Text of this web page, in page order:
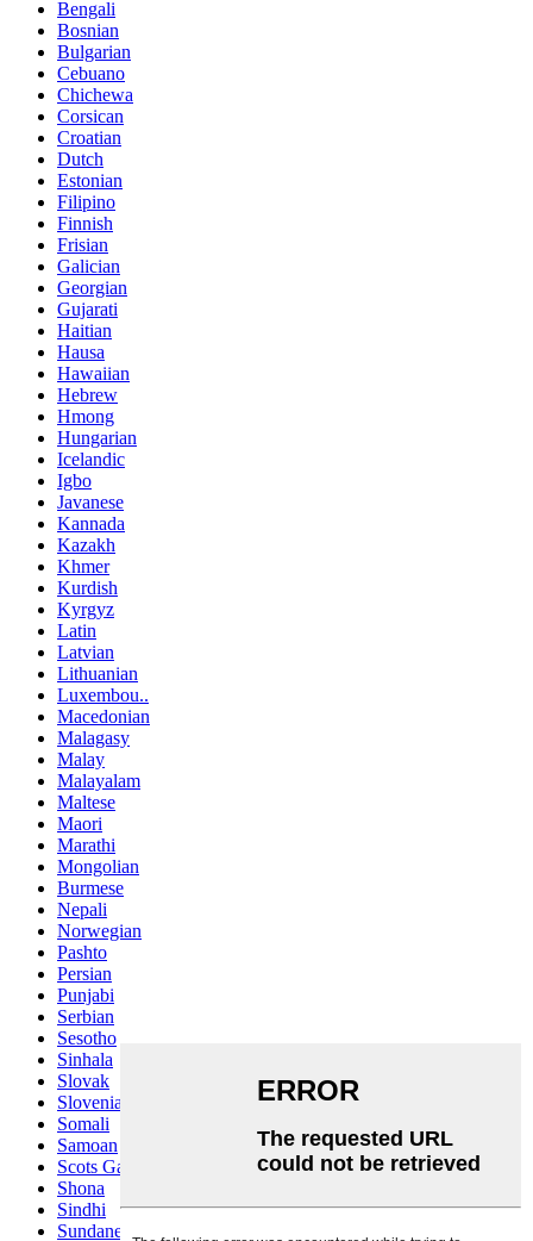
Bengali
Bosnian
Bulgarian
Cebuano
Chichewa
Corsican
Croatian
Dutch
Estonian
Filipino
Finnish
Frisian
Galician
Georgian
Gujarati
Haitian
Hausa
Hawaiian
Hebrew
Hmong
Hungarian
Icelandic
Igbo
Javanese
Kannada
Kazakh
Khmer
Kurdish
Kyrgyz
Latin
Latvian
Lithuanian
Luxembou..
Macedonian
Malagasy
Malay
Malayalam
Maltese
Maori
Marathi
Mongolian
Burmese
Nepali
Norwegian
Pashto
Persian
Punjabi
Serbian
Sesotho
Sinhala
Slovak
Slovenian
Somali
Samoan
Scots Gaelic
Shona
Sindhi
Sundanese